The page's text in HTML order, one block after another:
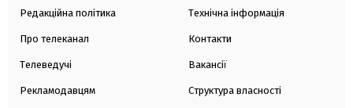
Редакційна політика
Про телеканал
Телеведучі
Рекламодавцям
Технічна інформація
Контакти
Вакансії
Структура власності